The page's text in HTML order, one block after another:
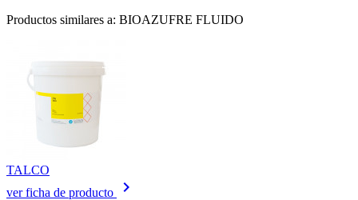
Productos similares a: BIOAZUFRE FLUIDO
TALCO
ver ficha de producto
keyboard_arrow_right